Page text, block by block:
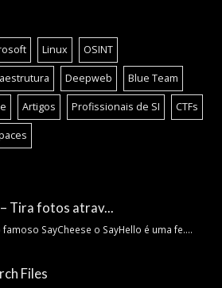
Linux OSINT
Deepweb Blue Team
Artigos Profissionais de SI CTFs
Tira fotos atrav...
SayCheese o SayHello é uma fe....
Files